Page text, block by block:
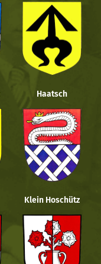
Haatsch
Klein Hoschütz